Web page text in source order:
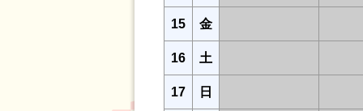
15 金
16 土
17 日